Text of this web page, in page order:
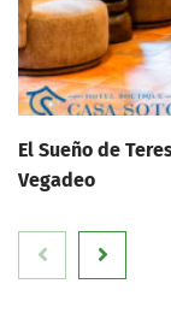
El Sueño de
Vegadeo